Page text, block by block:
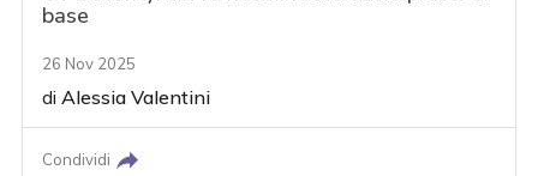
base
26 Nov 2025
diAlessia Valentini
Condividi